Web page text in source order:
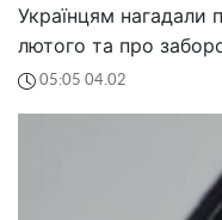
Українцям нагадали
лютого та про
05:05 04.02